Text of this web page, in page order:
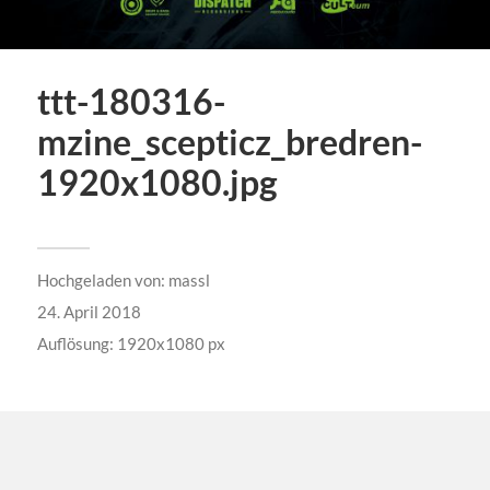
ttt-180316-
mzine_scepticz_bredren-
1920x1080.jpg
Hochgeladen von: massl
24. April 2018
Auflösung: 1920x1080 px